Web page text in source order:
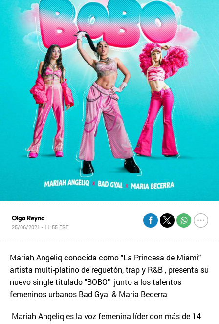
Olga Reyna
25/06/2021 - 11:55 EST
Mariah Angeliq conocida como "La Princesa de Miami"
artista multi-platino de reguetón, trap y R&B , presenta su
nuevo single titulado "BOBO" junto a los talentos
femeninos urbanos Bad Gyal & Maria Becerra
Mariah Anqeliq es la voz femenina líder con más de 14